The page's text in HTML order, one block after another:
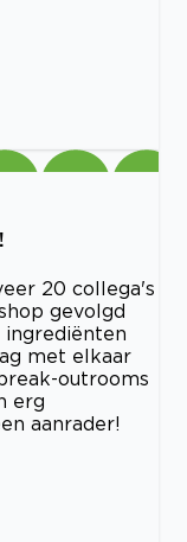
20 collega's
gevolgd
ingrediënten
met elkaar
outrooms
erg
aanrader!